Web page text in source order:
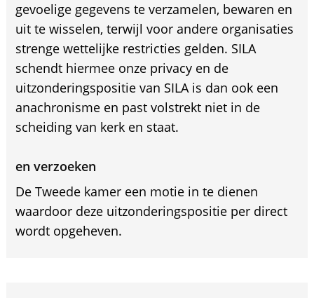
gevoelige gegevens te verzamelen, bewaren en
uit te wisselen, terwijl voor andere organisaties
strenge wettelijke restricties gelden. SILA
schendt hiermee onze privacy en de
uitzonderingspositie van SILA is dan ook een
anachronisme en past volstrekt niet in de
scheiding van kerk en staat.
en verzoeken
De Tweede kamer een motie in te dienen
waardoor deze uitzonderingspositie per direct
wordt opgeheven.